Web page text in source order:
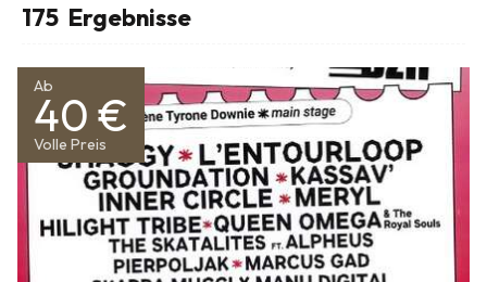
175 Ergebnisse
Ab
40 €
Volle Preis